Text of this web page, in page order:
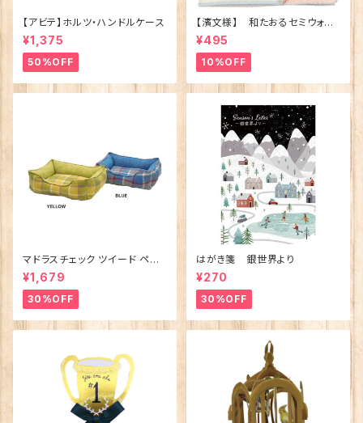
【アビテ】ホルツ・ハンドルケース
¥1,375
50%OFF
【濱文様】 和たおるセミウォッ
シュ ごきげんハシビロコウ
(日本製)
¥495
10%OFF
マドラスチェック ツイード ペット
ベッド（犬猫用）M
¥1,679
30%OFF
はがき箋 銀世界より
¥270
30%OFF